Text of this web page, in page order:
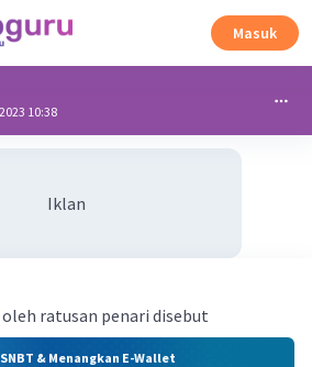
Masuk
10:38
Iklan
ratusan penari disebut
& Menangkan E-Wallet